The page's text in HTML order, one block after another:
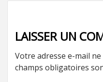
LAISSER UN
Votre adresse e-mail
champs obligatoires